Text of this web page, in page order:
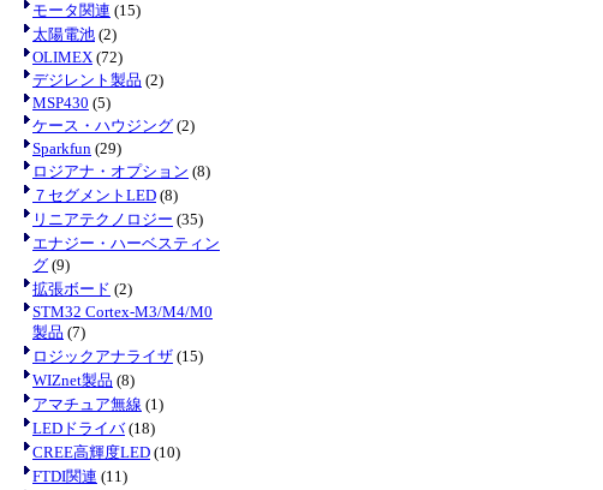
モータ関連 (15)
太陽電池 (2)
OLIMEX (72)
デジレント製品 (2)
MSP430 (5)
ケース・ハウジング (2)
Sparkfun (29)
ロジアナ・オプション (8)
７セグメントLED (8)
リニアテクノロジー (35)
エナジー・ハーベスティン
グ (9)
拡張ボード (2)
STM32 Cortex-M3/M4/M0
製品 (7)
ロジックアナライザ (15)
WIZnet製品 (8)
アマチュア無線 (1)
LEDドライバ(18)
CREE高輝度LED (10)
FTDI関連 (11)